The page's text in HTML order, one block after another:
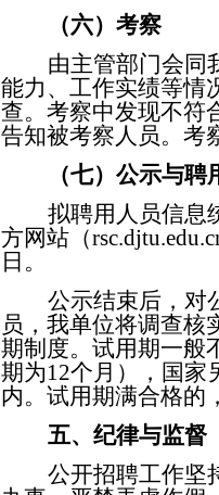
（六）考察
由主管部门会同
能力、工作实绩等情
查。考察中发现不符
告知被考察人员。考
（七）公示与聘
拟聘用人员信息
方网站（
日。
公示结束后，对
员，我单位将调查核
期制度。试用期一般
期为12个月），国家
内。试用期满合格的
五、纪律与监督
公开招聘工作坚